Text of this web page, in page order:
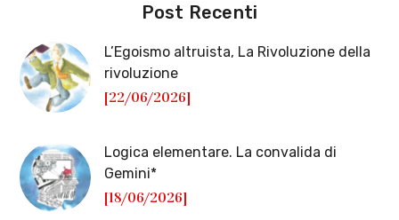
Post Recenti
L’Egoismo altruista, La Rivoluzione della
rivoluzione
[22/06/2026]
Logica elementare. La convalida di
Gemini*
[18/06/2026]